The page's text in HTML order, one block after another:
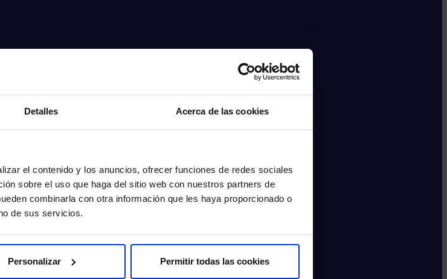
Detalles Acerca de las cookies
el contenido y los anuncios, ofrecer funciones de redes sociales
sobre el uso que haga del sitio web con nuestros partners de
combinarla con otra información que les haya proporcionado o
de sus servicios.
Personalizar Permitir todas las cookies